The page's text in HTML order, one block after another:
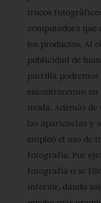
trucos
computadora que
los productos. Al
publicidad de
parrilla podremos
encontraremos en
moda. Además
las apariencias y
empleó el uso de
fotografía. Por
fotografía o se
inferior, dando